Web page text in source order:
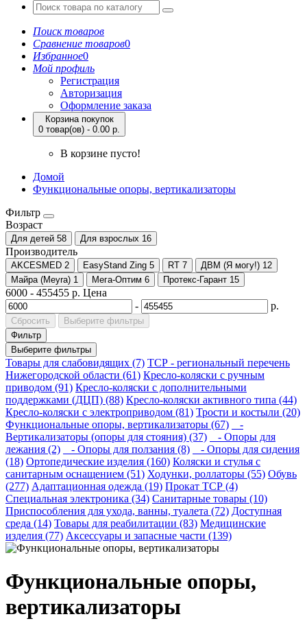
Поиск товаров
Сравнение товаров0
Избранное0
Мой профиль
Регистрация
Авторизация
Оформление заказа
Корзина покупок
0 товар(ов) - 0.00 р.
В корзине пусто!
Домой
Функциональные опоры, вертикализаторы
Фильтр
Возраст
Для детей 58 Для взрослых 16
Производитель
AKCESMED 2 EasyStand Zing 5 RT 7 ДВМ (Я могу!) 12
Майра (Meyra) 1 Мега-Оптим 6 Протекс-Гарант 15
6000 - 455455 р. Цена
-
р.
Сбросить
Выберите фильтры
Фильтр
Выберите фильтры
Товары для слабовидящих (7) ТСР - региональный перечень
Нижегородской области (61) Кресло-коляски с ручным
приводом (91) Кресло-коляски с дополнительными
поддержками (ДЦП) (88) Кресло-коляски активного типа (44)
Кресло-коляски с электроприводом (81) Трости и костыли (20)
Функциональные опоры, вертикализаторы (67)
-
Вертикализаторы (опоры для стояния) (37)
- Опоры для
лежания (2)
- Опоры для ползания (8)
- Опоры для сидения
(18) Ортопедические изделия (160) Коляски и стулья с
санитарным оснащением (51) Ходунки, роллаторы (55) Обувь
(277) Адаптационная одежда (19) Прокат ТСР (4)
Специальная электроника (34) Санитарные товары (10)
Приспособления для ухода, ванны, туалета (72) Доступная
среда (14) Товары для реабилитации (83) Медицинские
изделия (77) Аксессуары и запасные части (139)
Функциональные опоры,
вертикализаторы